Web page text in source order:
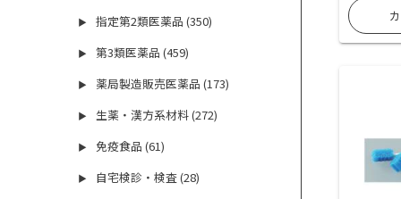
▶ 指定第2類医薬品 (350)
▶ 第3類医薬品 (459)
▶ 薬局製造販売医薬品 (173)
▶ 生薬・漢方系材料 (272)
▶ 免疫食品 (61)
▶ 自宅検診・検査 (28)